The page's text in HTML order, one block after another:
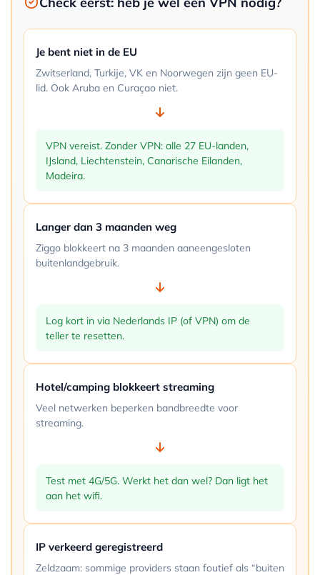
Je bent niet in de EU
Zwitserland, Turkije, VK en Noorwegen zijn geen EU-
lid. Ook Aruba en Curaçao niet.
VPN vereist. Zonder VPN: alle 27 EU-landen,
IJsland, Liechtenstein, Canarische Eilanden,
Madeira.
Langer dan 3 maanden weg
Ziggo blokkeert na 3 maanden aaneengesloten
buitenlandgebruik.
Log kort in via Nederlands IP (of VPN) om de
teller te resetten.
Hotel/camping blokkeert streaming
Veel netwerken beperken bandbreedte voor
streaming.
Test met 4G/5G. Werkt het dan wel? Dan ligt het
aan het wifi.
IP verkeerd geregistreerd
Zeldzaam: sommige providers staan foutief als “buiten